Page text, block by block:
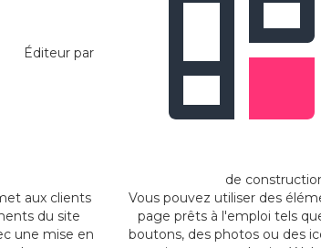
Éditeur par
aux clients
du site
une mise en
de
Vous pouvez utiliser des
page prêts à l'emploi tels
boutons, des photos ou des